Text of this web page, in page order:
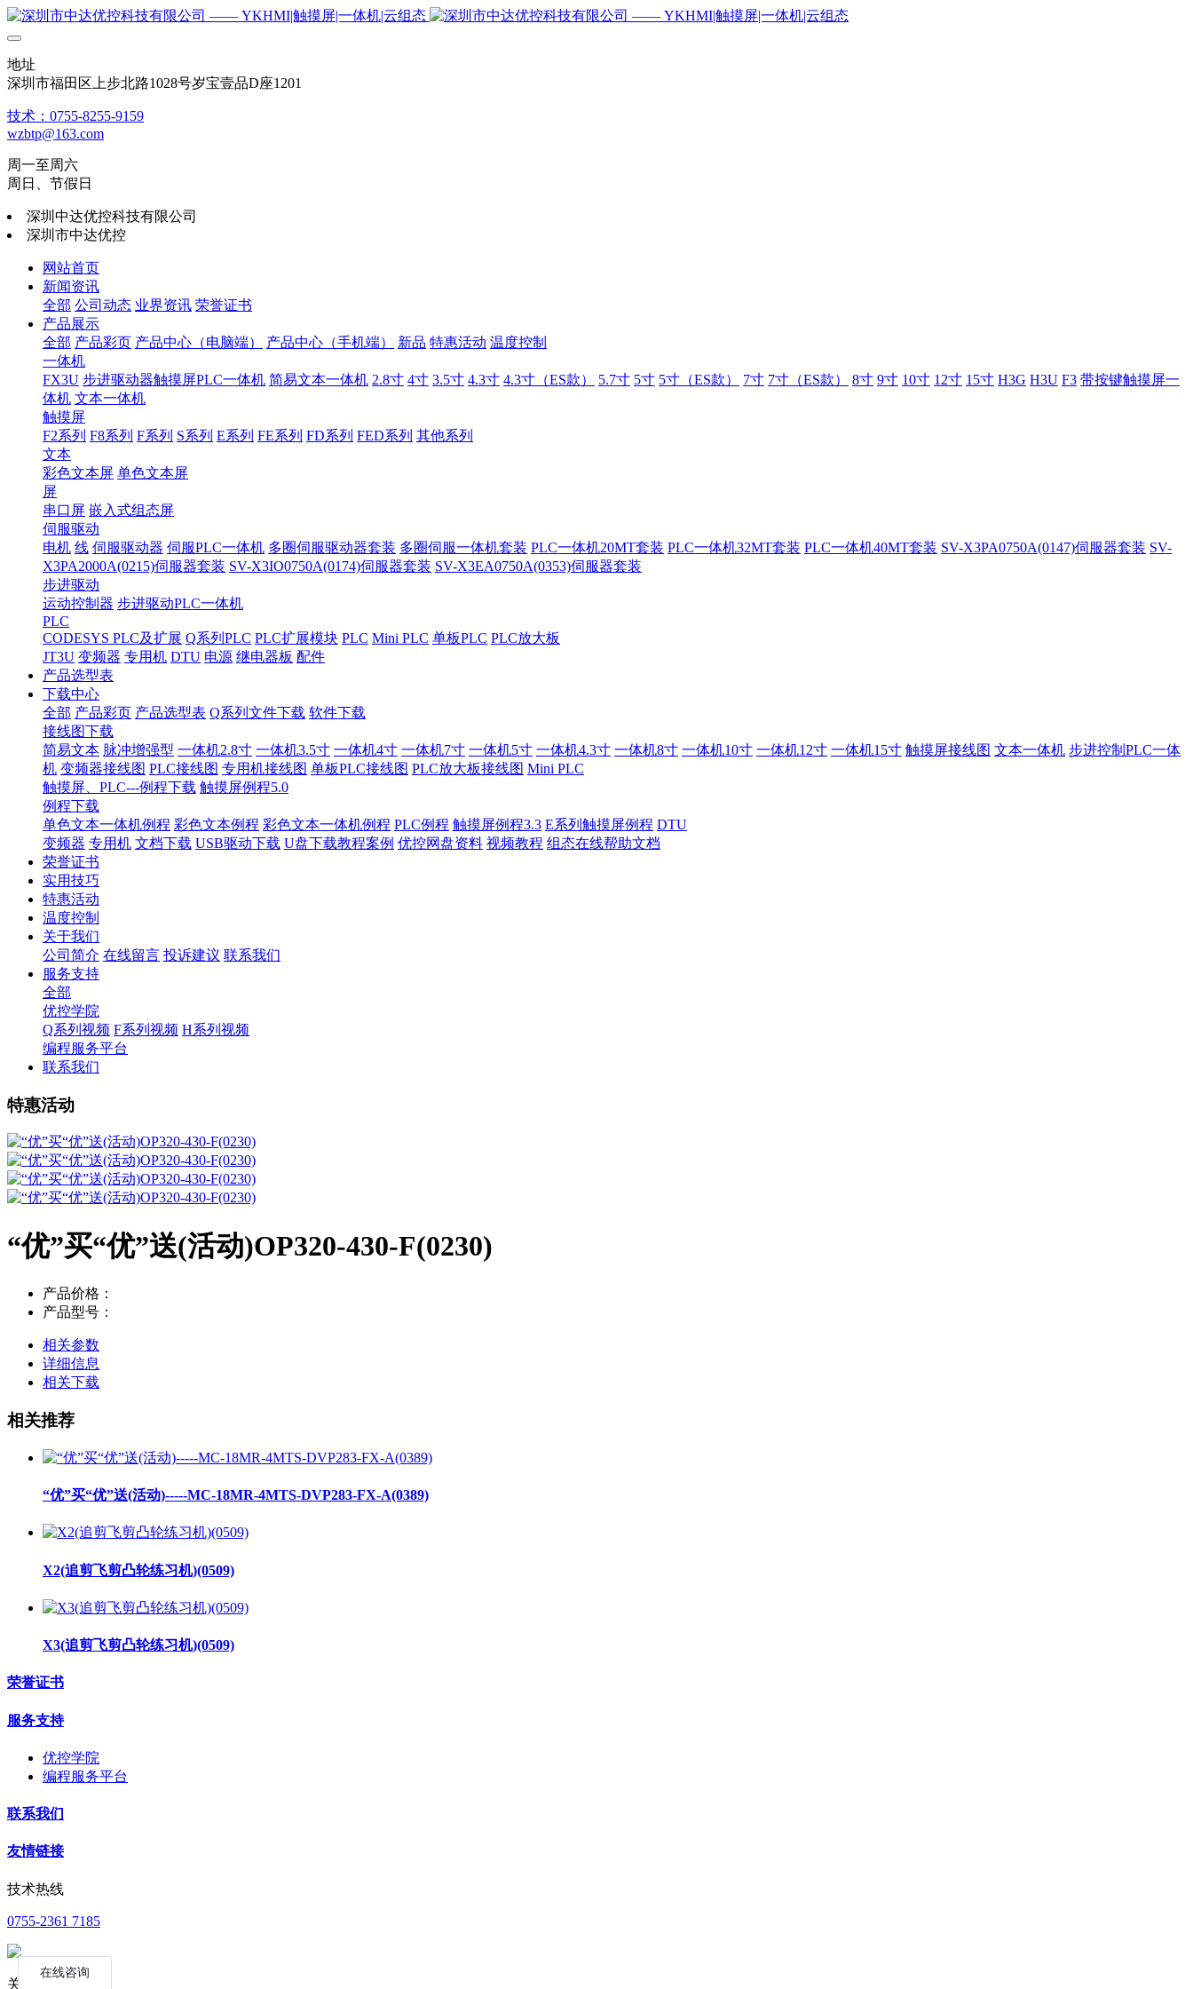
地址
深圳市福田区上步北路1028号岁宝壹品D座1201
技术：0755-8255-9159
wzbtp@163.com
周一至周六
周日、节假日
深圳中达优控科技有限公司
深圳市中达优控
网站首页
新闻资讯
全部 公司动态 业界资讯 荣誉证书
产品展示
全部 产品彩页 产品中心（电脑端） 产品中心（手机端） 新品 特惠活动 温度控制
一体机
FX3U 步进驱动器触摸屏PLC一体机 简易文本一体机 2.8寸 4寸 3.5寸 4.3寸 4.3寸（ES款） 5.7寸 5寸 5寸（ES款） 7寸 7寸（ES款） 8寸 9寸 10寸 12寸 15寸 H3G H3U F3 带按键触摸屏一
体机 文本一体机
触摸屏
F2系列 F8系列 F系列 S系列 E系列 FE系列 FD系列 FED系列 其他系列
文本
彩色文本屏 单色文本屏
屏
串口屏 嵌入式组态屏
伺服驱动
电机 线 伺服驱动器 伺服PLC一体机 多圈伺服驱动器套装 多圈伺服一体机套装 PLC一体机20MT套装 PLC一体机32MT套装 PLC一体机40MT套装 SV-X3PA0750A(0147)伺服器套装 SV-
X3PA2000A(0215)伺服器套装 SV-X3IO0750A(0174)伺服器套装 SV-X3EA0750A(0353)伺服器套装
步进驱动
运动控制器 步进驱动PLC一体机
PLC
CODESYS PLC及扩展 Q系列PLC PLC扩展模块 PLC Mini PLC 单板PLC PLC放大板
JT3U 变频器 专用机 DTU 电源 继电器板 配件
产品选型表
下载中心
全部 产品彩页 产品选型表 Q系列文件下载 软件下载
接线图下载
简易文本 脉冲增强型 一体机2.8寸 一体机3.5寸 一体机4寸 一体机7寸 一体机5寸 一体机4.3寸 一体机8寸 一体机10寸 一体机12寸 一体机15寸 触摸屏接线图 文本一体机 步进控制PLC一体
机 变频器接线图 PLC接线图 专用机接线图 单板PLC接线图 PLC放大板接线图 Mini PLC
触摸屏、PLC---例程下载 触摸屏例程5.0
例程下载
单色文本一体机例程 彩色文本例程 彩色文本一体机例程 PLC例程 触摸屏例程3.3 E系列触摸屏例程 DTU
变频器 专用机 文档下载 USB驱动下载 U盘下载教程案例 优控网盘资料 视频教程 组态在线帮助文档
荣誉证书
实用技巧
特惠活动
温度控制
关于我们
公司简介 在线留言 投诉建议 联系我们
服务支持
全部
优控学院
Q系列视频 F系列视频 H系列视频
编程服务平台
联系我们
特惠活动
“优”买“优”送(活动)OP320-430-F(0230)
产品价格：
产品型号：
相关参数
详细信息
相关下载
相关推荐
“优”买“优”送(活动)-----MC-18MR-4MTS-DVP283-FX-A(0389)
X2(追剪飞剪凸轮练习机)(0509)
X3(追剪飞剪凸轮练习机)(0509)
荣誉证书
服务支持
优控学院
编程服务平台
联系我们
友情链接
技术热线
0755-2361 7185
关注公众号